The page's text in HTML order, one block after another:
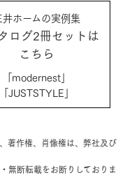
井ホームの実例集
ログ2冊セットは
こちら
「modernest」
「JUSTSTYLE」
著作権、肖像権は、弊社及び
無断転載をお断りしておりま